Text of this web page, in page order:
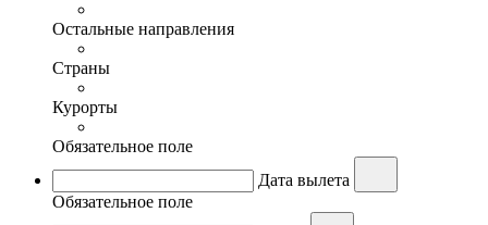
Остальные направления
Страны
Курорты
Обязательное поле
Дата вылета
Обязательное поле